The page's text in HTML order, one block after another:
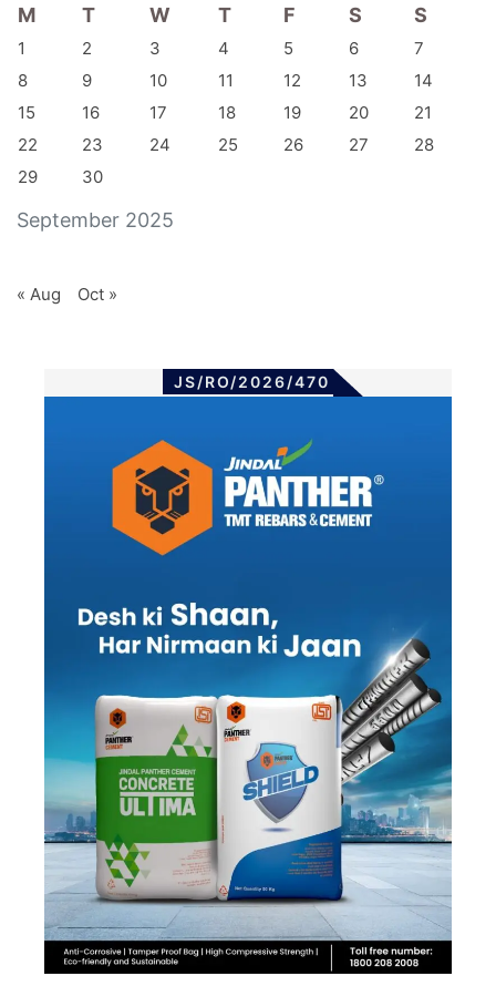
September 2025
M T W T F S S
1 2 3 4 5 6
7
8
9 10 11 12 13
14
15
16 17 18 19 20
21
22
23 24 25 26 27
28
29
30
« Aug Oct »
JS/RO/2026/470